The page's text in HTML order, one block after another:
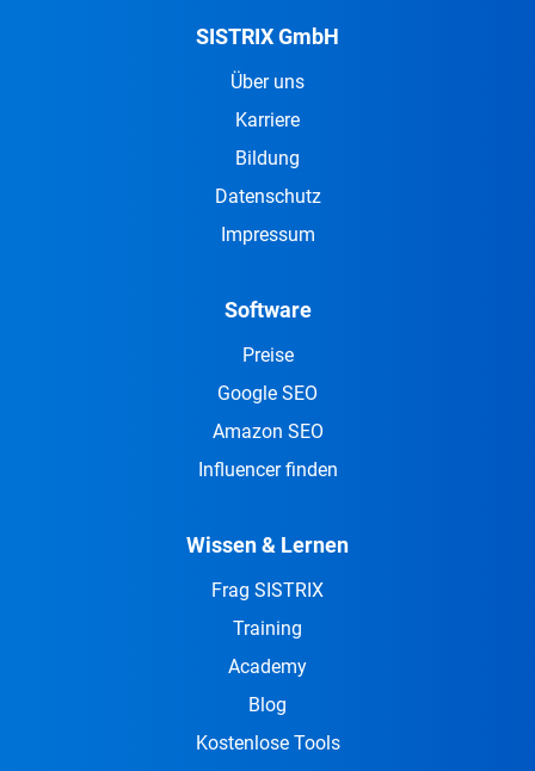
SISTRIX GmbH
Über uns
Karriere
Bildung
Datenschutz
Impressum
Software
Preise
Google SEO
Amazon SEO
Influencer finden
Wissen & Lernen
Frag SISTRIX
Training
Academy
Blog
Kostenlose Tools